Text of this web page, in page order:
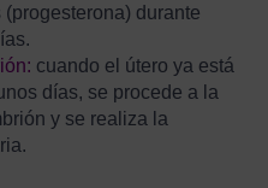
durante
cuando el útero ya está
días, se procede a la
y se realiza la